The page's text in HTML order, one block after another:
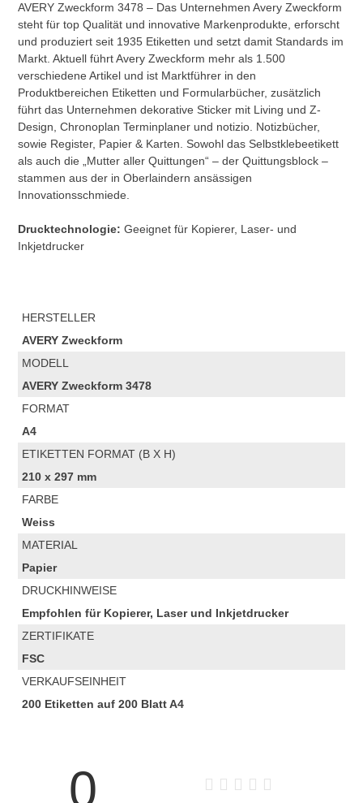
AVERY Zweckform 3478 – Das Unternehmen Avery Zweckform
steht für top Qualität und innovative Markenprodukte, erforscht
und produziert seit 1935 Etiketten und setzt damit Standards im
Markt. Aktuell führt Avery Zweckform mehr als 1.500
verschiedene Artikel und ist Marktführer in den
Produktbereichen Etiketten und Formularbücher, zusätzlich
führt das Unternehmen dekorative Sticker mit Living und Z-
Design, Chronoplan Terminplaner und notizio. Notizbücher,
sowie Register, Papier & Karten. Sowohl das Selbstklebeetikett
als auch die „Mutter aller Quittungen“ – der Quittungsblock –
stammen aus der in Oberlaindern ansässigen
Innovationsschmiede.
Drucktechnologie:Geeignet für Kopierer, Laser- und
Inkjetdrucker
HERSTELLER
AVERY Zweckform
MODELL
AVERY Zweckform 3478
FORMAT
A4
ETIKETTEN FORMAT (B X H)
210 x 297 mm
FARBE
Weiss
MATERIAL
Papier
DRUCKHINWEISE
Empfohlen für Kopierer, Laser und Inkjetdrucker
ZERTIFIKATE
FSC
VERKAUFSEINHEIT
200 Etiketten auf 200 Blatt A4
0